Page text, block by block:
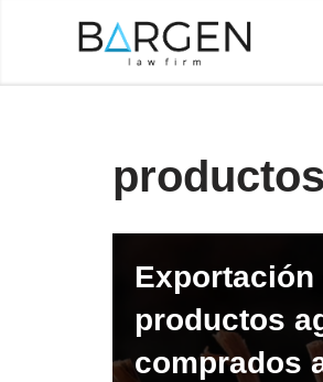
Exportación
productos
comprados